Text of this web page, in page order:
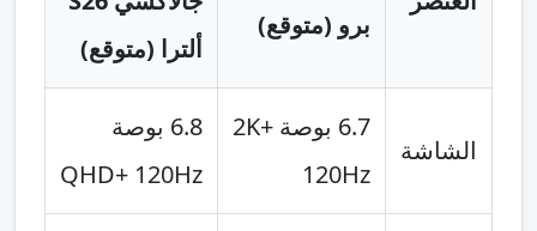
برو (متوقع)
ألترا (متوقع)
الشاشة
6.7 بوصة 2K+
120Hz
6.8 بوصة
QHD+ 120Hz